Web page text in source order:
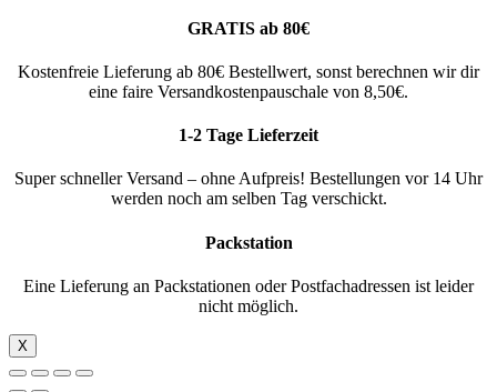
GRATIS ab 80€
Kostenfreie Lieferung ab 80€ Bestellwert, sonst berechnen wir dir
eine faire Versandkostenpauschale von 8,50€.
1-2 Tage Lieferzeit
Super schneller Versand – ohne Aufpreis! Bestellungen vor 14 Uhr
werden noch am selben Tag verschickt.
Packstation
Eine Lieferung an Packstationen oder Postfachadressen ist leider
nicht möglich.
X